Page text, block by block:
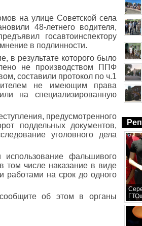
на улице Советской села
48-летнего водителя,
госавтоинспектору
в подлинности.
в результате которого было
не производством ППФ
составили протокол по ч.1
не имеющим права
на специализированную
предусмотренного
поддельных документов,
уголовного дела
использование фальшивого
том числе наказание в виде
работами на срок до одного
об этом в органы